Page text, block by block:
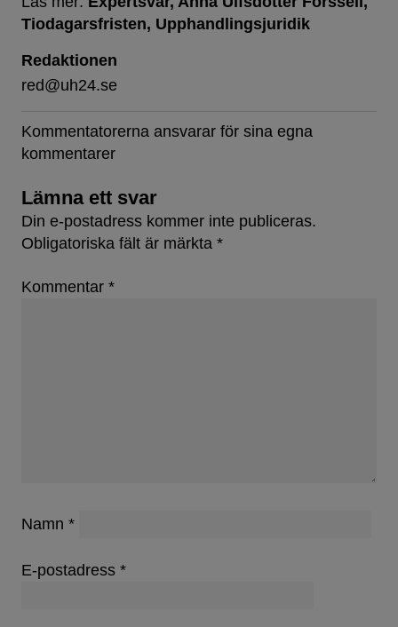
Tiodagarsfristen Upphandlingsjuridik
Redaktionen
red@uh24.se
Kommentatorerna ansvarar för sina egna
kommentarer
Lämna ett svar
Din e-postadress kommer inte publiceras.
Obligatoriska fält är märkta *
Kommentar *
Namn *
E-postadress *